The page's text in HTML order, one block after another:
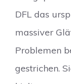
DFL das
massiver
Problemen
gestrichen.